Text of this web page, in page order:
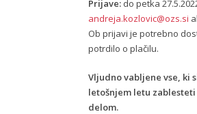
Prijave: do petka
andreja.kozlovic@ozs.si
Ob prijavi je potrebno
potrdilo o plačilu.
Vljudno vabljene vse, ki
letošnjem letu zablesteti
delom.